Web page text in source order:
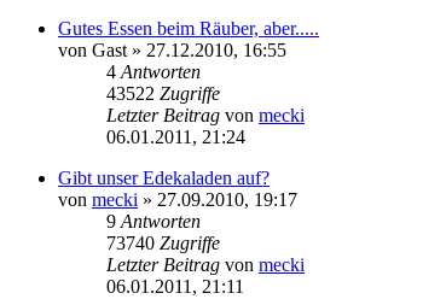
Gutes Essen beim Räuber, aber.....
von Gast » 27.12.2010, 16:55
4 Antworten
43522 Zugriffe
Letzter Beitrag von mecki
06.01.2011, 21:24
Gibt unser Edekaladen auf?
von mecki » 27.09.2010, 19:17
9 Antworten
73740 Zugriffe
Letzter Beitrag von mecki
06.01.2011, 21:11